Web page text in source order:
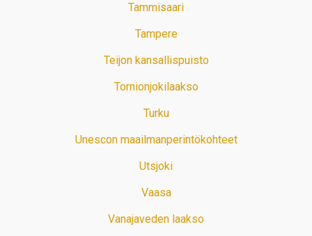
Tammisaari
Tampere
Teijon kansallispuisto
Tornionjokilaakso
Turku
Unescon maailmanperintökohteet
Utsjoki
Vaasa
Vanajaveden laakso